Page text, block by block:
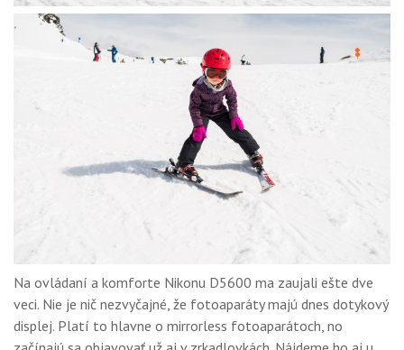
Na ovládaní a komforte Nikonu D5600 ma zaujali ešte dve
veci. Nie je nič nezvyčajné, že fotoaparáty majú dnes dotykový
displej. Platí to hlavne o mirrorless fotoaparátoch, no